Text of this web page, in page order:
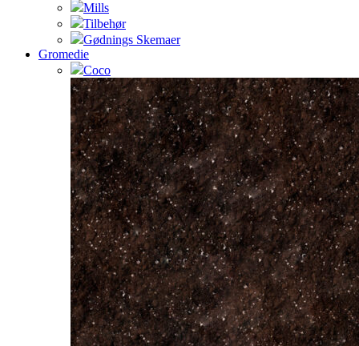
Mills
Tilbehør
Gødnings Skemaer
Gromedie
Coco